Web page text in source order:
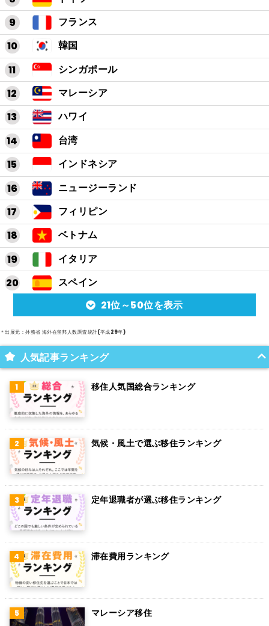
フランス
韓国
シンガポール
マレーシア
ハワイ
台湾
インドネシア
ニュージーランド
フィリピン
ベトナム
イタリア
スペイン
アルゼンチン
メキシコ
スイス
オランダ
グアム
パラグアイ
アラブ首長国連邦
スウェーデン
ペルー
ボリビア
カンボジア
オーストリア
21位～50位を表示
＊出展元：外務省 海外在留邦人数調査統計(平成29年)
人気記事ランキング
移住人気国総合ランキング
気候・風土で選ぶ移住ランキング
定年退職者が選ぶ移住ランキング
滞在費用ランキング
マレーシア移住